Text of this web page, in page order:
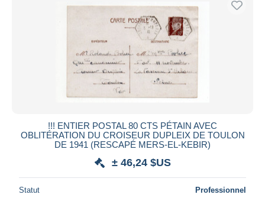
!!! ENTIER POSTAL 80 CTS PÉTAIN AVEC
OBLITÉRATION DU CROISEUR DUPLEIX DE TOULON
DE 1941 (RESCAPÉ MERS-EL-KEBIR)
± 46,24 $US
Statut Professionnel